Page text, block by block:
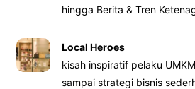
hingga Berita & Tren
Local Heroes
kisah inspiratif pelaku
sampai strategi bisnis